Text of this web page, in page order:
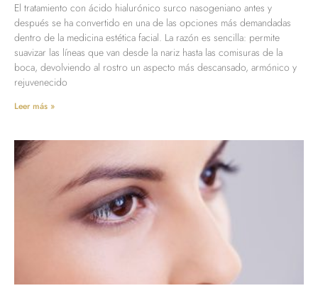
El tratamiento con ácido hialurónico surco nasogeniano antes y
después se ha convertido en una de las opciones más demandadas
dentro de la medicina estética facial. La razón es sencilla: permite
suavizar las líneas que van desde la nariz hasta las comisuras de la
boca, devolviendo al rostro un aspecto más descansado, armónico y
rejuvenecido
Leer más »